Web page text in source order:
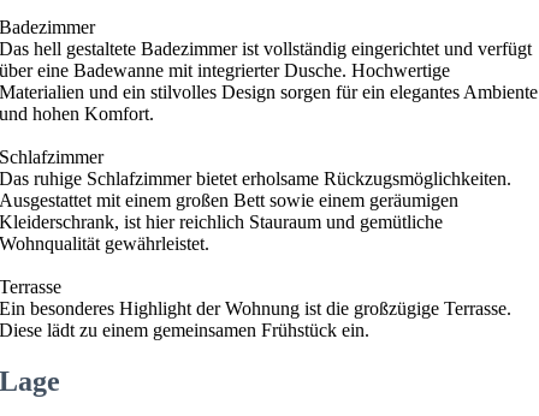
Badezimmer
Das hell gestaltete Badezimmer ist vollständig eingerichtet und verfügt
über eine Badewanne mit integrierter Dusche. Hochwertige
Materialien und ein stilvolles Design sorgen für ein elegantes Ambiente
und hohen Komfort.
Schlafzimmer
Das ruhige Schlafzimmer bietet erholsame Rückzugsmöglichkeiten.
Ausgestattet mit einem großen Bett sowie einem geräumigen
Kleiderschrank, ist hier reichlich Stauraum und gemütliche
Wohnqualität gewährleistet.
Terrasse
Ein besonderes Highlight der Wohnung ist die großzügige Terrasse.
Diese lädt zu einem gemeinsamen Frühstück ein.
Lage